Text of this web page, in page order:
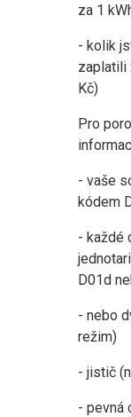
za 1
- kolik
zaplatili
Kč)
Pro
- vaše
kódem
- každé
D01d
- nebo
režim)
- jistič
- pevná